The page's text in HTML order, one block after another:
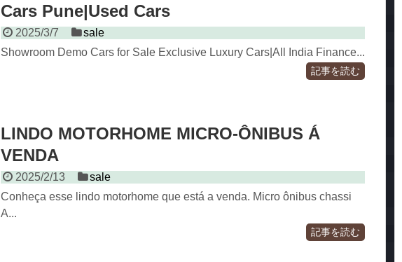
Cars Pune|Used Cars
2025/3/7
sale
Showroom Demo Cars for Sale Exclusive Luxury Cars|All India Finance...
記事を読む
LINDO MOTORHOME MICRO-ÔNIBUS Á
VENDA
2025/2/13
sale
Conheça esse lindo motorhome que está a venda. Micro ônibus chassi
A...
記事を読む